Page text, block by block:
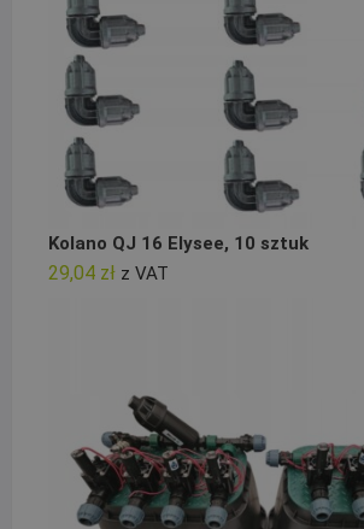
Kolano QJ 16 Elysee, 10 sztuk
29,04 zł z VAT